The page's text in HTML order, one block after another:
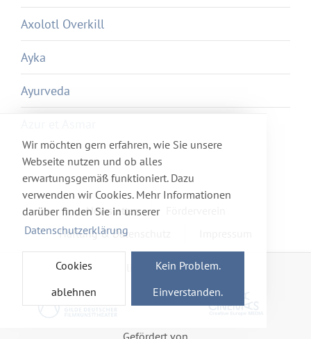
Wir möchten gern erfahren, wie Sie unsere
Webseite nutzen und ob alles
erwartungsgemäß funktioniert. Dazu
verwenden wir Cookies. Mehr Informationen
darüber finden Sie in unserer
Datenschutzerklärung
Cookies
ablehnen
Kein Problem.
Einverstanden.
Axolotl Overkill
Ayka
Ayurveda
Newsletter
Haftung & Datenschutz
Mitglied im Netzwerk
Gefördert von